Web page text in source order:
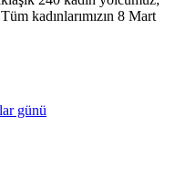
kadınlarımızın 8 Mart
günü